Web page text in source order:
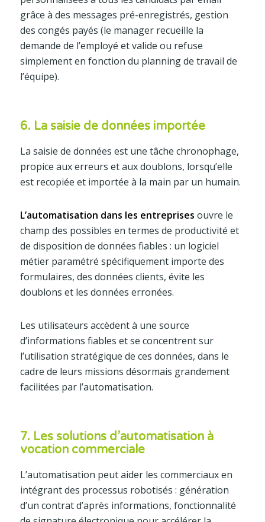
grâce à des messages pré-enregistrés, gestion
des congés payés (le manager recueille la
demande de l’employé et valide ou refuse
simplement en fonction du planning de travail de
l’équipe).
6. La saisie de données importée
La saisie de données est une tâche chronophage,
propice aux erreurs et aux doublons, lorsqu’elle
est recopiée et importée à la main par un humain.
L’automatisation dans les entreprises ouvre le
champ des possibles en termes de productivité et
de disposition de données fiables : un logiciel
métier paramétré spécifiquement importe des
formulaires, des données clients, évite les
doublons et les données erronées.
Les utilisateurs accèdent à une source
d’informations fiables et se concentrent sur
l’utilisation stratégique de ces données, dans le
cadre de leurs missions désormais grandement
facilitées par l’automatisation.
7. Les solutions d’automatisation à
vocation commerciale
L’automatisation peut aider les commerciaux en
intégrant des processus robotisés : génération
d’un contrat d’après informations, fonctionnalité